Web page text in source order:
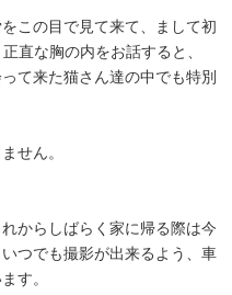
この目で見て来て、まして初
直な胸の内をお話すると、
て来た猫さん達の中でも特別
せん。
からしばらく家に帰る際は今
つでも撮影が出来るよう、車
す。